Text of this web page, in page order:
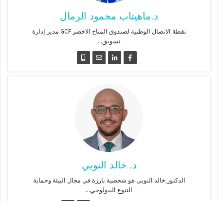
د.ماهيتاب محمود الرمال
نقطة الاتصال الوطنية لصندوق المناخ الاخضر GCF مدير إدارة
تسويق...
د. خالد النوبي
الدكتور خالد النوبي هو شخصية بارزة في مجال البيئة وحماية
التنوع البيولوجي...